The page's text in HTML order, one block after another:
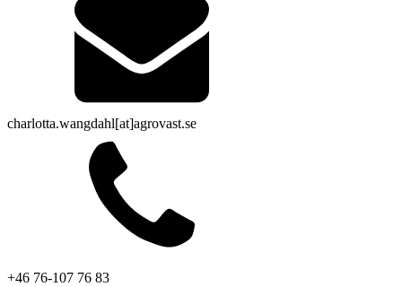
charlotta.wangdahl[at]agrovast.se
+46 76-107 76 83